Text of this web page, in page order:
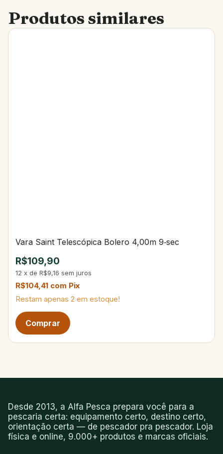
Produtos similares
Vara Saint Telescópica Bolero 4,00m 9‑sec
R$109,90
12 x de R$9,16 sem juros
R$104,41 com Pix
Restam apenas 2 em estoque!
Desde 2013, a Alfa Pesca prepara você para a
pescaria certa: equipamento certo, destino certo,
orientação certa — de pescador pra pescador. Loja
física e online, 9.000+ produtos e marcas oficiais.